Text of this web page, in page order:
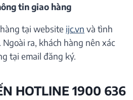
tin giao hàng
tại website ijc.vn và tình
ra, khách hàng nên xác
tại email đăng ký.
HOTLINE 1900 636